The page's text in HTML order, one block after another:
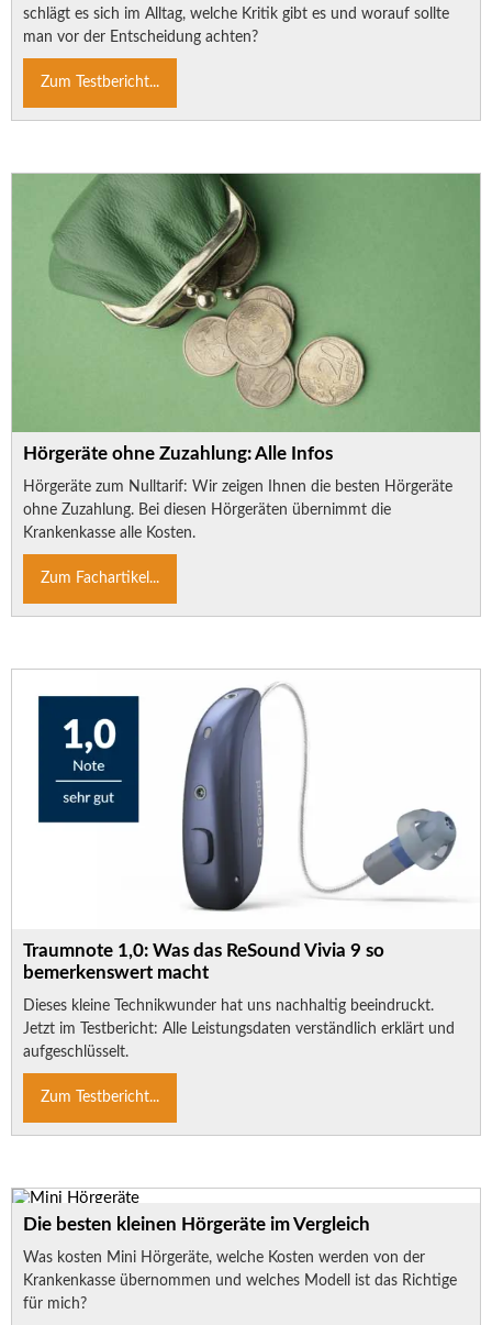
schlägt es sich im Alltag, welche Kritik gibt es und worauf sollte
man vor der Entscheidung achten?
Zum Testbericht...
Hörgeräte ohne Zuzahlung: Alle Infos
Hörgeräte zum Nulltarif: Wir zeigen Ihnen die besten Hörgeräte
ohne Zuzahlung. Bei diesen Hörgeräten übernimmt die
Krankenkasse alle Kosten.
Zum Fachartikel...
Traumnote 1,0: Was das ReSound Vivia 9 so
bemerkenswert macht
Dieses kleine Technikwunder hat uns nachhaltig beeindruckt.
Jetzt im Testbericht: Alle Leistungsdaten verständlich erklärt und
aufgeschlüsselt.
Zum Testbericht...
Die besten kleinen Hörgeräte im Vergleich
Was kosten Mini Hörgeräte, welche Kosten werden von der
Krankenkasse übernommen und welches Modell ist das Richtige
für mich?